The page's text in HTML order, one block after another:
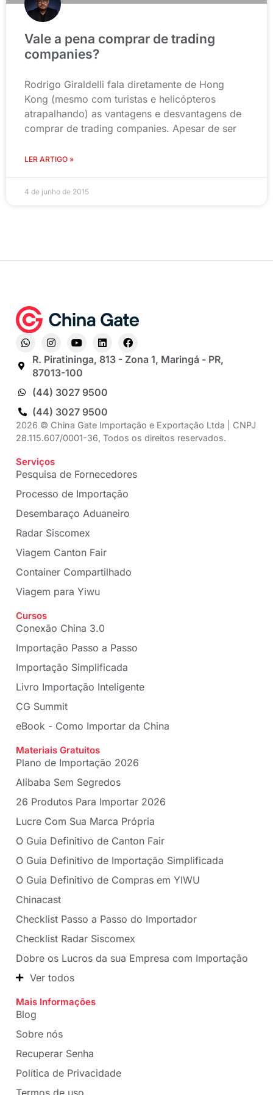
Vale a pena comprar de trading
companies?
Rodrigo Giraldelli fala diretamente de Hong
Kong (mesmo com turistas e helicópteros
atrapalhando) as vantagens e desvantagens de
comprar de trading companies. Apesar de ser
LER ARTIGO »
4 de junho de 2015
R. Piratininga, 813 - Zona 1, Maringá - PR,
87013-100
(44) 3027 9500
(44) 3027 9500
2026 © China Gate Importação e Exportação Ltda | CNPJ
28.115.607/0001-36, Todos os direitos reservados.
Serviços
Pesquisa de Fornecedores
Processo de Importação
Desembaraço Aduaneiro
Radar Siscomex
Viagem Canton Fair
Container Compartilhado
Viagem para Yiwu
Cursos
Conexão China 3.0
Importação Passo a Passo
Importação Simplificada
Livro Importação Inteligente
CG Summit
eBook - Como Importar da China
Materiais Gratuitos
Plano de Importação 2026
Alibaba Sem Segredos
26 Produtos Para Importar 2026
Lucre Com Sua Marca Própria
O Guia Definitivo de Canton Fair
O Guia Definitivo de Importação Simplificada
O Guia Definitivo de Compras em YIWU
Chinacast
Checklist Passo a Passo do Importador
Checklist Radar Siscomex
Dobre os Lucros da sua Empresa com Importação
Ver todos
Mais Informações
Blog
Sobre nós
Recuperar Senha
Política de Privacidade